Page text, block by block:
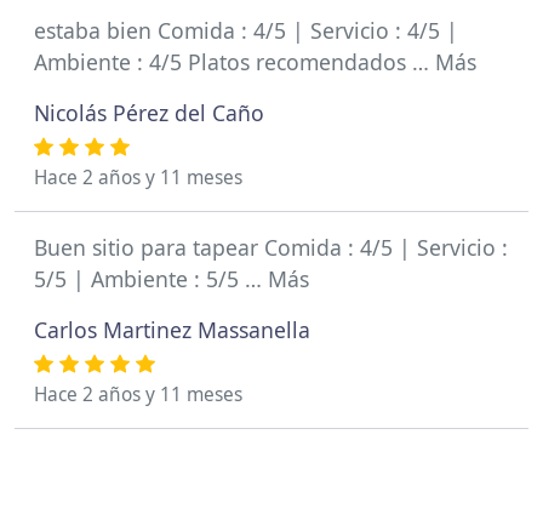
estaba bien Comida : 4/5 | Servicio : 4/5 |
Ambiente : 4/5 Platos recomendados … Más
Nicolás Pérez del Caño
Hace 2 años y 11 meses
Buen sitio para tapear Comida : 4/5 | Servicio :
5/5 | Ambiente : 5/5 … Más
Carlos Martinez Massanella
Hace 2 años y 11 meses